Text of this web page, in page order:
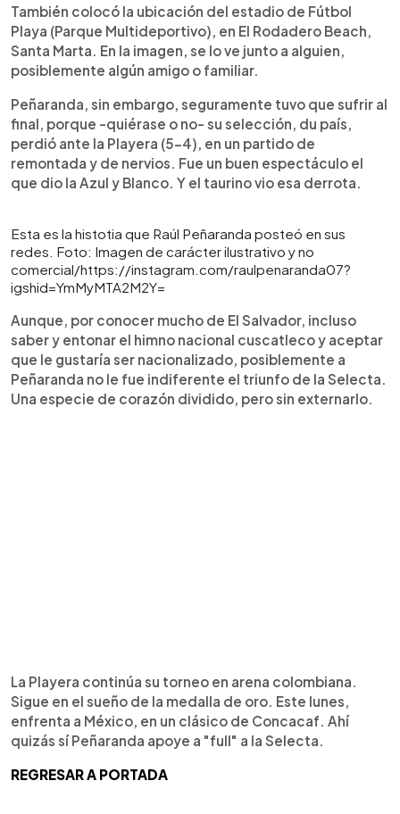
También colocó la ubicación del estadio de Fútbol
Playa (Parque Multideportivo), en El Rodadero Beach,
Santa Marta. En la imagen, se lo ve junto a alguien,
posiblemente algún amigo o familiar.
Peñaranda, sin embargo, seguramente tuvo que sufrir al
final, porque -quiérase o no- su selección, du país,
perdió ante la Playera (5-4), en un partido de
remontada y de nervios. Fue un buen espectáculo el
que dio la Azul y Blanco. Y el taurino vio esa derrota.
Esta es la histotia que Raúl Peñaranda posteó en sus
redes. Foto: Imagen de carácter ilustrativo y no
comercial/https://instagram.com/raulpenaranda07?
igshid=YmMyMTA2M2Y=
Aunque, por conocer mucho de El Salvador, incluso
saber y entonar el himno nacional cuscatleco y aceptar
que le gustaría ser nacionalizado, posiblemente a
Peñaranda no le fue indiferente el triunfo de la Selecta.
Una especie de corazón dividido, pero sin externarlo.
La Playera continúa su torneo en arena colombiana.
Sigue en el sueño de la medalla de oro. Este lunes,
enfrenta a México, en un clásico de Concacaf. Ahí
quizás sí Peñaranda apoye a "full" a la Selecta.
REGRESAR A PORTADA